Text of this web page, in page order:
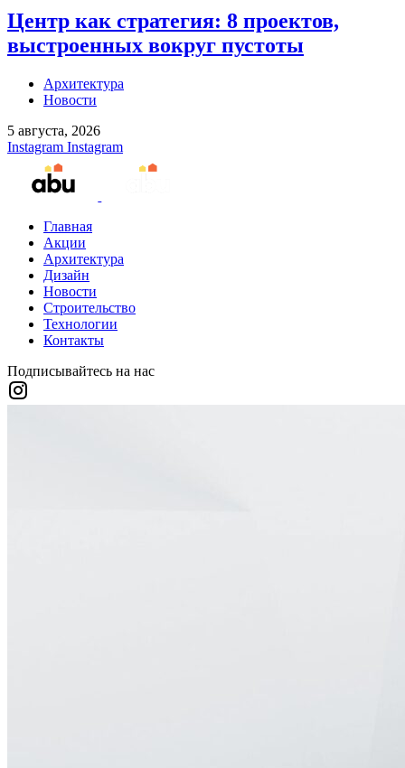
Центр как стратегия: 8 проектов,
выстроенных вокруг пустоты
Архитектура
Новости
5 августа, 2026
Instagram Instagram
Главная
Акции
Архитектура
Дизайн
Новости
Строительство
Технологии
Контакты
Подписывайтесь на нас